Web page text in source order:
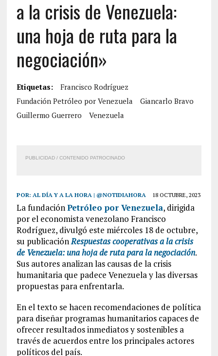
a la crisis de Venezuela:
una hoja de ruta para la
negociación»
Etiquetas:
Francisco Rodríguez
Fundación Petróleo por Venezuela
Giancarlo Bravo
Guillermo Guerrero
Venezuela
PUBLICIDAD / CONTENIDO PATROCINADO
POR: AL DÍA Y A LA HORA | @NOTIDIAHORA 18 OCTUBRE, 2023
La fundaciónPetróleo por Venezuela, dirigida
por el economista venezolano Francisco
Rodríguez, divulgó este miércoles 18 de octubre,
su publicaciónRespuestas cooperativas a la crisis
de Venezuela: una hoja de ruta para la negociación.
Sus autores analizan las causas de la crisis
humanitaria que padece Venezuela y las diversas
propuestas para enfrentarla.
En el texto se hacen recomendaciones de política
para diseñar programas humanitarios capaces de
ofrecer resultados inmediatos y sostenibles a
través de acuerdos entre los principales actores
políticos del país.